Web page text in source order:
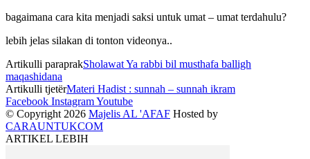
bagaimana cara kita menjadi saksi untuk umat – umat terdahulu?
lebih jelas silakan di tonton videonya..
Artikulli paraprakSholawat Ya rabbi bil musthafa balligh
maqashidana
Artikulli tjetërMateri Hadist : sunnah – sunnah ikram
Facebook InstagramYoutube
© Copyright 2026 Majelis AL 'AFAF Hosted by
CARAUNTUKCOM
ARTIKEL LEBIH